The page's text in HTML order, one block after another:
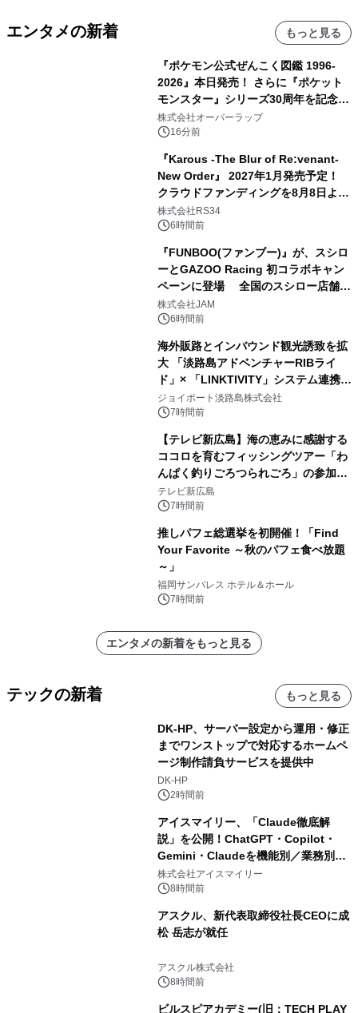
エンタメの新着 もっと見る
『ポケモン公式ぜんこく図鑑 1996-
2026』本日発売！ さらに『ポケット
モンスター』シリーズ30周年を記念し
た画集『ポケットモンスター ビジュア
ルアートブック』の発売決定！ 2026
株式会社オーバーラップ
16分前
『Karous -The Blur of Re:venant-
New Order』 2027年1月発売予定！
クラウドファンディングを8月8日より
開始
株式会社RS34
6時間前
『FUNBOO(ファンブー)』が、スシロ
ーとGAZOO Racing 初コラボキャン
ペーンに登場 全国のスシロー店舗で
GR 4車種の FUNBOO(ミニカー)付き
メニューが展開されます
株式会社JAM
6時間前
海外販路とインバウンド観光誘致を拡
大 「淡路島アドベンチャーRIBライ
ド」× 「LINKTIVITY」システム連携を
開始！
ジョイポート淡路島株式会社
7時間前
【テレビ新広島】海の恵みに感謝する
ココロを育むフィッシングツアー「わ
んぱく釣りごろつられごろ」の参加小
学生を募集
テレビ新広島
7時間前
推しパフェ総選挙を初開催！「Find
Your Favorite ～秋のパフェ食べ放題
～」
福岡サンパレス ホテル＆ホール
7時間前
エンタメの新着をもっと見る
テックの新着 もっと見る
DK-HP、サーバー設定から運用・修正
までワンストップで対応するホームペ
ージ制作請負サービスを提供中
DK-HP
2時間前
アイスマイリー、「Claude徹底解
説」を公開！ChatGPT・Copilot・
Gemini・Claudeを機能別／業務別に
比較―自社に合う生成AIの選び方がわ
かる実践ガイド
株式会社アイスマイリー
8時間前
アスクル、新代表取締役社長CEOに成
松 岳志が就任
アスクル株式会社
8時間前
ビルスピアカデミー(旧：TECH PLAY